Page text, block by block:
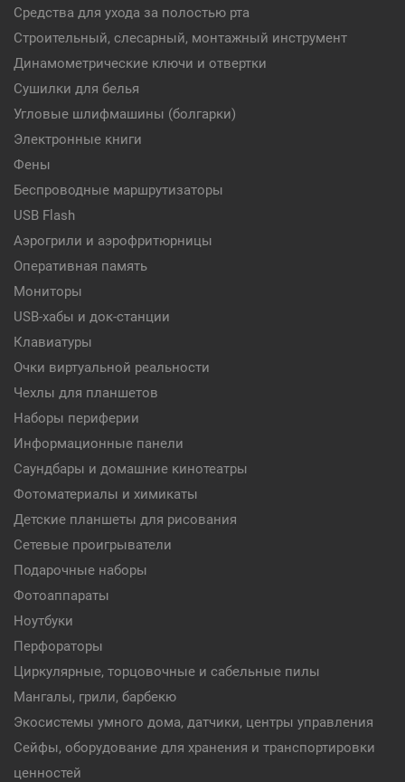
Средства для ухода за полостью рта
Строительный, слесарный, монтажный инструмент
Динамометрические ключи и отвертки
Сушилки для белья
Угловые шлифмашины (болгарки)
Электронные книги
Фены
Беспроводные маршрутизаторы
USB Flash
Аэрогрили и аэрофритюрницы
Оперативная память
Мониторы
USB-хабы и док-станции
Клавиатуры
Очки виртуальной реальности
Чехлы для планшетов
Наборы периферии
Информационные панели
Саундбары и домашние кинотеатры
Фотоматериалы и химикаты
Детские планшеты для рисования
Сетевые проигрыватели
Подарочные наборы
Фотоаппараты
Ноутбуки
Перфораторы
Циркулярные, торцовочные и сабельные пилы
Мангалы, грили, барбекю
Экосистемы умного дома, датчики, центры управления
Сейфы, оборудование для хранения и транспортировки
ценностей